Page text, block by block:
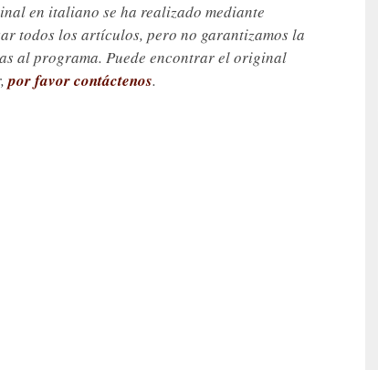
en italiano se ha realizado mediante
todos los artículos, pero no garantizamos la
al programa. Puede encontrar el original
por favor contáctenos.